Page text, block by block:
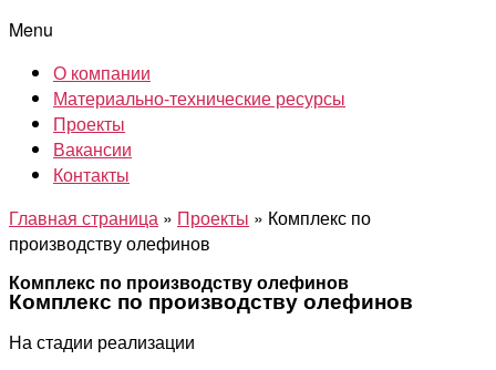
Menu
О компании
Материально-технические ресурсы
Проекты
Вакансии
Контакты
Главная страница » Проекты » Комплекс по
производству олефинов
Комплекс по производству олефинов
Комплекс по производству олефинов
На стадии реализации